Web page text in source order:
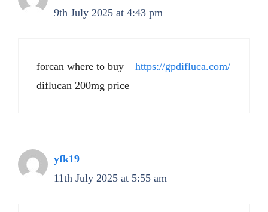
9th July 2025 at 4:43 pm
forcan where to buy – https://gpdifluca.com/
diflucan 200mg price
yfk19
11th July 2025 at 5:55 am